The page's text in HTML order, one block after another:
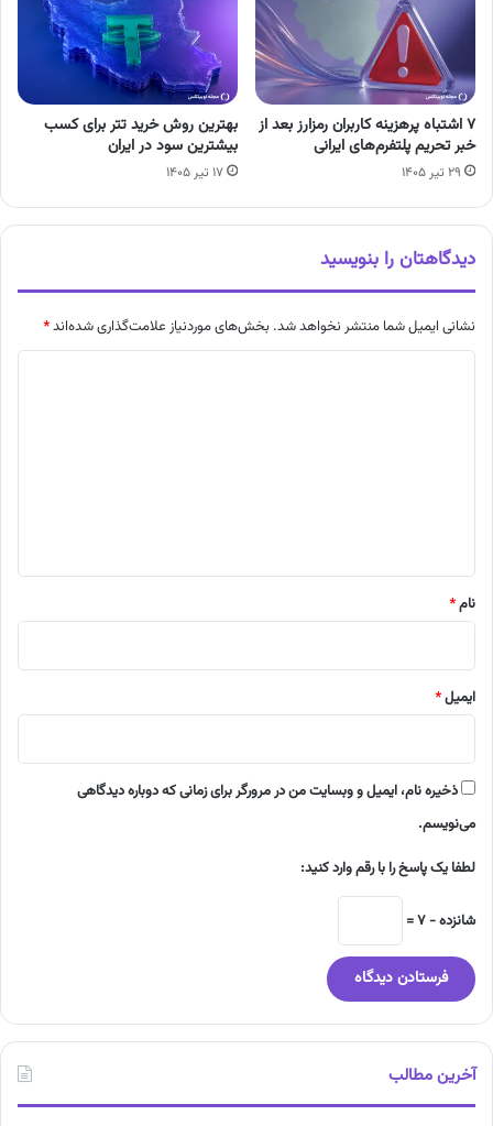
۷ اشتباه پرهزینه کاربران رمزارز بعد از
خبر تحریم پلتفرم‌های ایرانی
۲۹ تیر ۱۴۰۵
بهترین روش خرید تتر برای کسب
بیشترین سود در ایران
۱۷ تیر ۱۴۰۵
دیدگاهتان را بنویسید
نشانی ایمیل شما منتشر نخواهد شد. بخش‌های موردنیاز علامت‌گذاری شده‌اند*
نام*
ایمیل*
ذخیره نام، ایمیل و وبسایت من در مرورگر برای زمانی که دوباره دیدگاهی
می‌نویسم.
لطفا یک پاسخ را با رقم وارد کنید:
شانزده − 7 =
آخرین مطالب